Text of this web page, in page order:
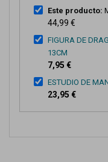
Este producto:
44,99 €
FIGURA DE
13CM
7,95 €
ESTUDIO DE
23,95 €